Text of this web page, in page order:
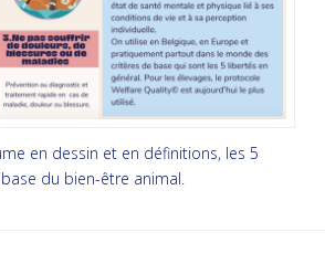
en dessin et en définitions, les 5
du bien-être animal.